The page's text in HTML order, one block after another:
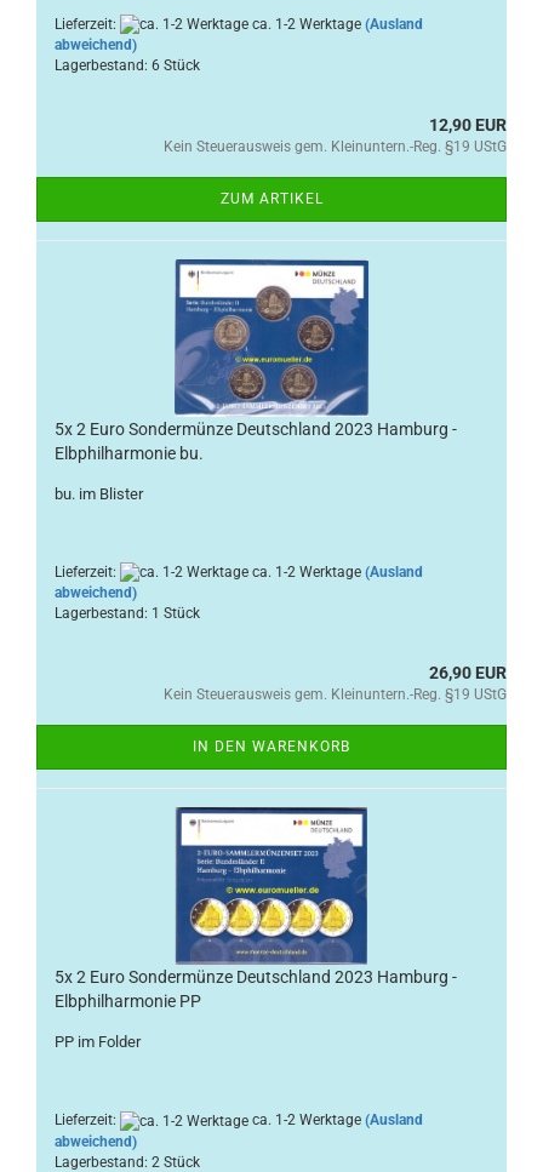
Lieferzeit: ca. 1-2 Werktage (Ausland
abweichend)
Lagerbestand: 6 Stück
12,90 EUR
Kein Steuerausweis gem. Kleinuntern.-Reg. §19 UStG
ZUM ARTIKEL
5x 2 Euro Sondermünze Deutschland 2023 Hamburg -
Elbphilharmonie bu.
bu. im Blister
Lieferzeit: ca. 1-2 Werktage (Ausland
abweichend)
Lagerbestand: 1 Stück
26,90 EUR
Kein Steuerausweis gem. Kleinuntern.-Reg. §19 UStG
IN DEN WARENKORB
5x 2 Euro Sondermünze Deutschland 2023 Hamburg -
Elbphilharmonie PP
PP im Folder
Lieferzeit: ca. 1-2 Werktage (Ausland
abweichend)
Lagerbestand: 2 Stück